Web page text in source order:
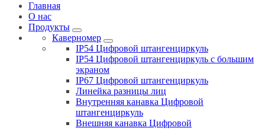
Главная
О нас
Продукты
Каверномер
IP54 Цифровой штангенциркуль
IP54 Цифровой штангенциркуль с большим
экраном
IP67 Цифровой штангенциркуль
Линейка разницы лиц
Внутренняя канавка Цифровой
штангенциркуль
Внешняя канавка Цифровой